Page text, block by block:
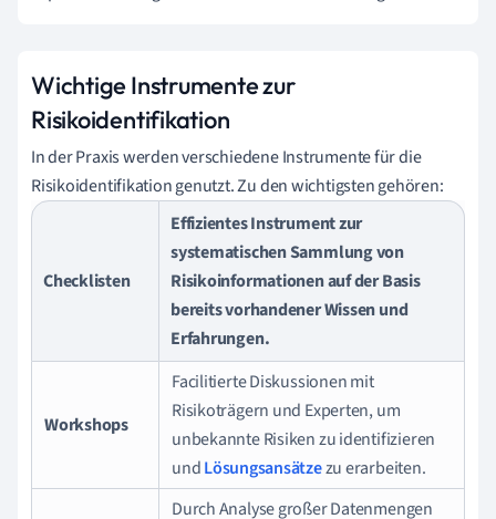
Wichtige Instrumente zur
Risikoidentifikation
In der Praxis werden verschiedene Instrumente für die
Risikoidentifikation genutzt. Zu den wichtigsten gehören:
Checklisten
Effizientes Instrument zur
systematischen Sammlung von
Risikoinformationen auf der Basis
bereits vorhandener Wissen und
Erfahrungen.
Workshops
Facilitierte Diskussionen mit
Risikoträgern und Experten, um
unbekannte Risiken zu identifizieren
undLösungsansätzezu erarbeiten.
Durch Analyse großer Datenmengen